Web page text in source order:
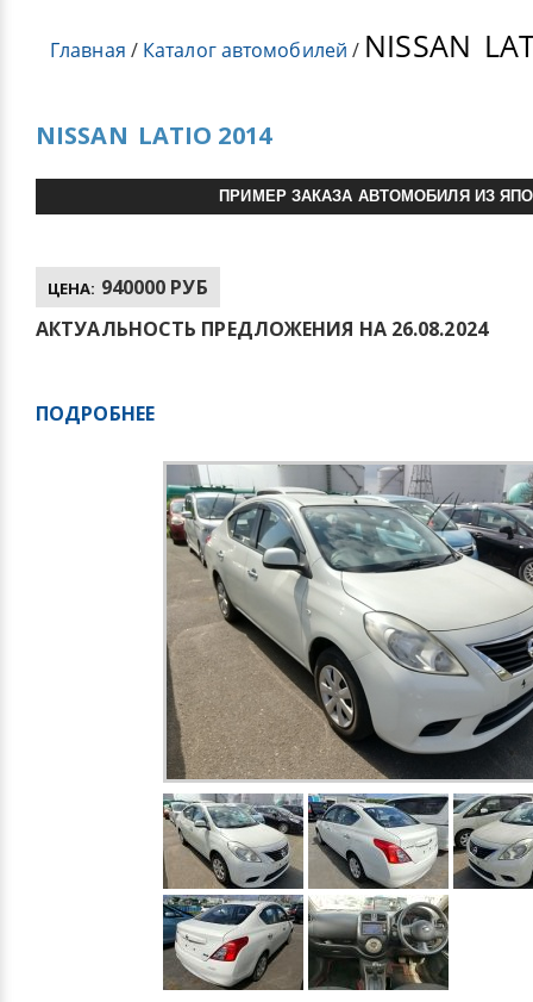
Главная / Каталог автомобилей / NISSAN
NISSAN LATIO 2014
ПРИМЕР ЗАКАЗА АВТОМОБИЛЯ ИЗ
ЦЕНА: 940000 РУБ
АКТУАЛЬНОСТЬ ПРЕДЛОЖЕНИЯ НА 26.08.2024
ПОДРОБНЕЕ